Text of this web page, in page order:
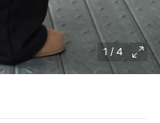
1 / 4